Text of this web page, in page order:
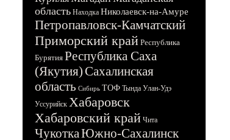
область Находка Николаевск-на-Амуре
Петропавловск-Камчатский
Приморский край Республика
Бурятия Республика Саха
(Якутия)Сахалинская
область Сибирь ТОФ Тында Улан-Удэ
Уссурийск Хабаровск
Хабаровский край Чита
ЧукоткаЮжно-Сахалинск